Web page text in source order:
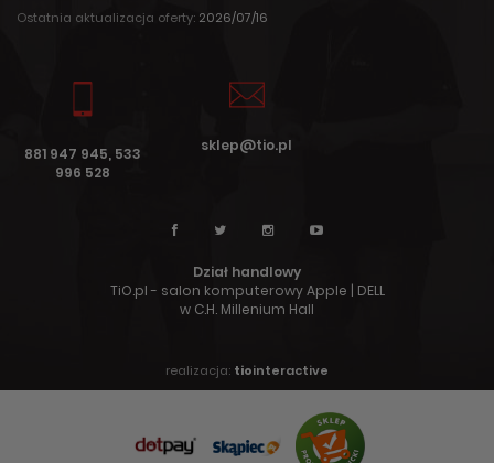
Ostatnia aktualizacja oferty: 2026/07/16
881 947 945, 533
996 528
sklep@tio.pl
Dział handlowy
TiO.pl - salon komputerowy Apple | DELL
w C.H. Millenium Hall
realizacja: tiointeractive